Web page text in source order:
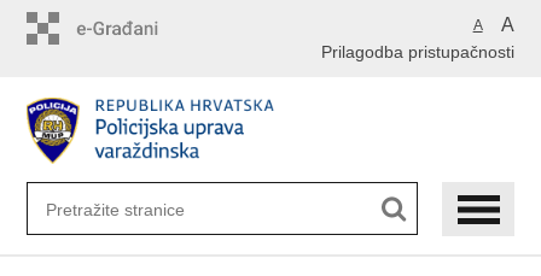
A A
Prilagodba pristupačnosti